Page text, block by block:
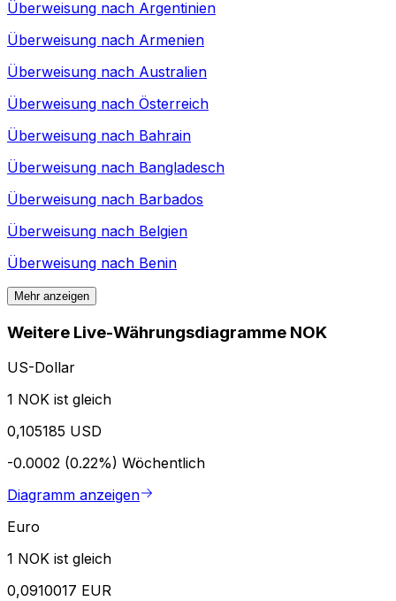
Überweisung nach Argentinien
Überweisung nach Armenien
Überweisung nach Australien
Überweisung nach Österreich
Überweisung nach Bahrain
Überweisung nach Bangladesch
Überweisung nach Barbados
Überweisung nach Belgien
Überweisung nach Benin
Mehr anzeigen
Weitere Live-Währungsdiagramme NOK
US-Dollar
1 NOK ist gleich
0,105185 USD
-0.0002 (0.22%) Wöchentlich
Diagramm anzeigen
Euro
1 NOK ist gleich
0,0910017 EUR